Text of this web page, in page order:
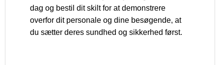
dag og bestil dit skilt for at demonstrere
overfor dit personale og dine besøgende, at
du sætter deres sundhed og sikkerhed først.